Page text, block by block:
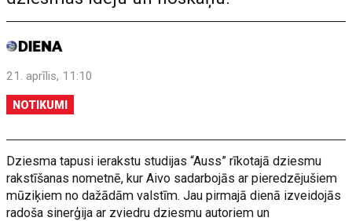
21. aprīlis, 11:10
NOTIKUMI
Dziesma tapusi ierakstu studijas “Auss” rīkotajā dziesmu
rakstīšanas nometnē, kur Aivo sadarbojās ar pieredzējušiem
mūziķiem no dažādām valstīm. Jau pirmajā dienā izveidojās
radoša sinerģija ar zviedru dziesmu autoriem un